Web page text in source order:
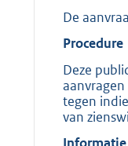
De
Procedure
Deze
tegen
van